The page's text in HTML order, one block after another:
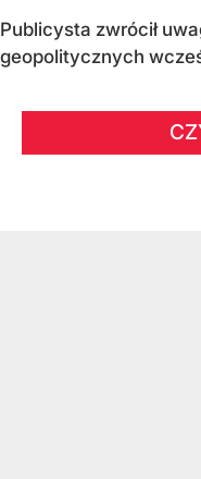
Publicysta zwrócił
geopolitycznych